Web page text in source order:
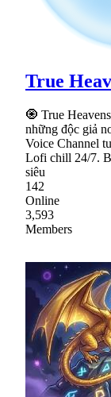
True
🧿 True
những độc giả
Voice Channel
Lofi chill 24/7.
siêu
142
Online
3,593
Members